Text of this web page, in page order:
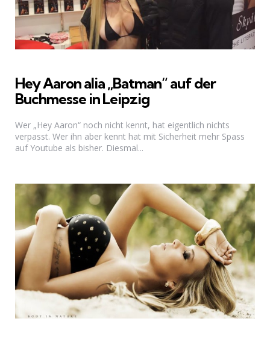
Hey Aaron alia „Batman“ auf der
Buchmesse in Leipzig
Wer „Hey Aaron“ noch nicht kennt, hat eigentlich nichts
verpasst. Wer ihn aber kennt hat mit Sicherheit mehr Spass
auf Youtube als bisher. Diesmal...